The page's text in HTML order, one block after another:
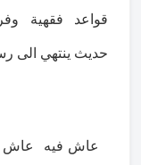
قواعد فقهية
حديث ينتهي الى
عاش فيه عاش